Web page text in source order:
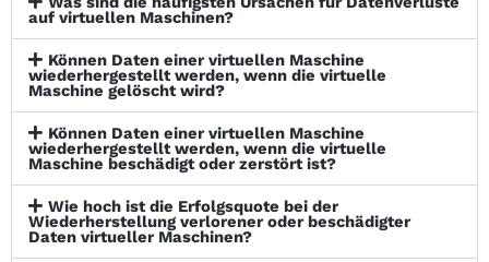
auf virtuellen Maschinen?
Können Daten einer virtuellen Maschine
wiederhergestellt werden, wenn die virtuelle
Maschine gelöscht wird?
Können Daten einer virtuellen Maschine
wiederhergestellt werden, wenn die virtuelle
Maschine beschädigt oder zerstört ist?
Wie hoch ist die Erfolgsquote bei der
Wiederherstellung verlorener oder beschädigter
Daten virtueller Maschinen?